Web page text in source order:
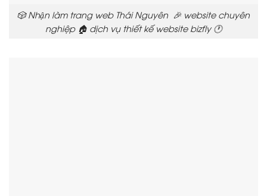
🎲 Nhận làm trang web Thái Nguyên 🎉 website chuyên
nghiệp 🏠 dịch vụ thiết kế website bizfly 🕐